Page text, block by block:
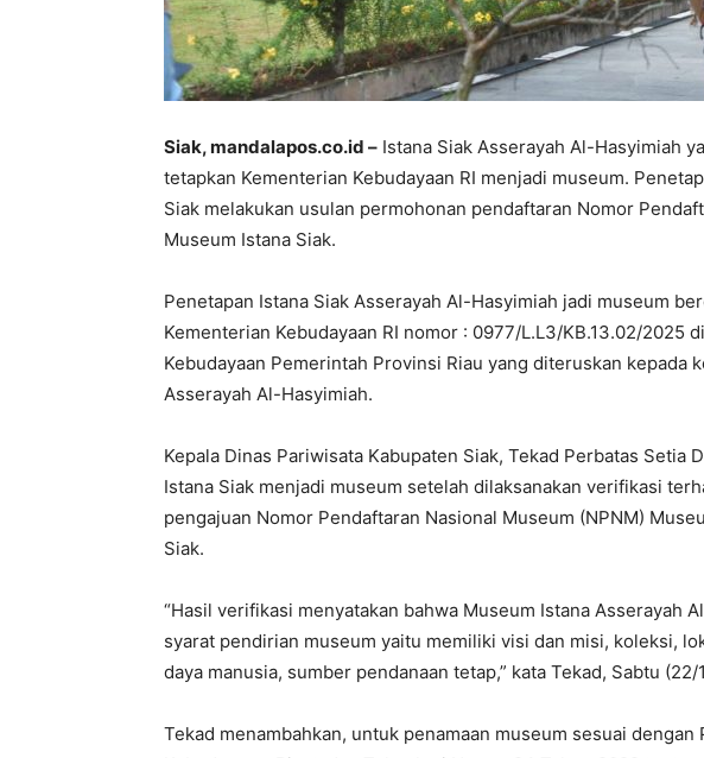
Siak, mandalapos.co.id – Istana Siak Asserayah Al-Hasyimiah
tetapkan Kementerian Kebudayaan RI menjadi museum.
Siak melakukan usulan permohonan pendaftaran Nomor
Museum Istana Siak.
Penetapan Istana Siak Asserayah Al-Hasyimiah jadi museum
Kementerian Kebudayaan RI nomor : 0977/L.L3/KB.13.02/2025
Kebudayaan Pemerintah Provinsi Riau yang diteruskan kepada
Asserayah Al-Hasyimiah.
Kepala Dinas Pariwisata Kabupaten Siak, Tekad Perbatas Setia
Istana Siak menjadi museum setelah dilaksanakan verifikasi
pengajuan Nomor Pendaftaran Nasional Museum (NPNM)
Siak.
“Hasil verifikasi menyatakan bahwa Museum Istana Asserayah
syarat pendirian museum yaitu memiliki visi dan misi, koleksi,
daya manusia, sumber pendanaan tetap,” kata Tekad, Sabtu (22/
Tekad menambahkan, untuk penamaan museum sesuai